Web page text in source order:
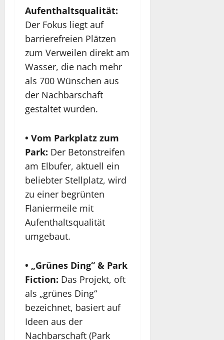
Aufenthaltsqualität:
Der Fokus liegt auf
barrierefreien Plätzen
zum Verweilen direkt am
Wasser, die nach mehr
als 700 Wünschen aus
der Nachbarschaft
gestaltet wurden.
• Vom Parkplatz zum
Park: Der Betonstreifen
am Elbufer, aktuell ein
beliebter Stellplatz, wird
zu einer begrünten
Flaniermeile mit
Aufenthaltsqualität
umgebaut.
• „Grünes Ding“ & Park
Fiction: Das Projekt, oft
als „grünes Ding“
bezeichnet, basiert auf
Ideen aus der
Nachbarschaft (Park